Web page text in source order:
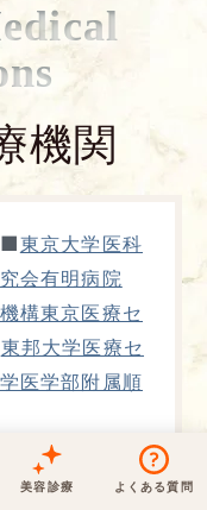
機関
東京大学医科
会有明病院
構東京医療セ
東邦大学医療セ
医学部附属順
せ
クス
事
医師のインスタ
図
ー
サイトマップ
です
美容診療 よくある質問
美容診療
わせ
70-5929
祝はお休みです
べる